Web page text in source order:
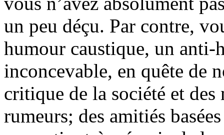
un peu déçu. Par contre,
humour caustique, un anti-
inconcevable, en quête de
critique de la société et des
rumeurs; des amitiés